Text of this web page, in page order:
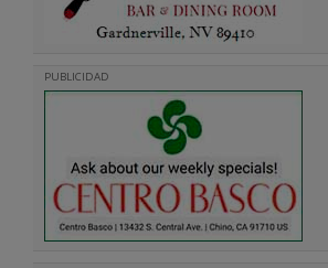
PUBLICIDAD